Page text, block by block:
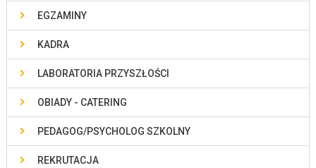
EGZAMINY
KADRA
LABORATORIA PRZYSZŁOŚCI
OBIADY - CATERING
PEDAGOG/PSYCHOLOG SZKOLNY
REKRUTACJA